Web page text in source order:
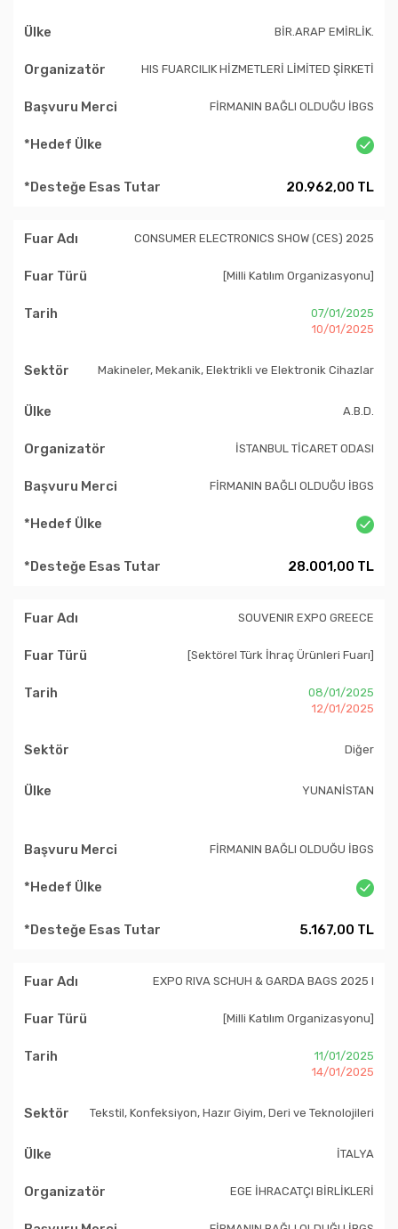
BİR.ARAP EMİRLİK.
HIS FUARCILIK HİZMETLERİ LİMİTED ŞİRKETİ
FİRMANIN BAĞLI OLDUĞU İBGS
20.962,00 TL
CONSUMER ELECTRONICS SHOW (CES) 2025
[Milli Katılım Organizasyonu]
07/01/2025
10/01/2025
Makineler, Mekanik, Elektrikli ve Elektronik Cihazlar
A.B.D.
İSTANBUL TİCARET ODASI
FİRMANIN BAĞLI OLDUĞU İBGS
28.001,00 TL
SOUVENIR EXPO GREECE
[Sektörel Türk İhraç Ürünleri Fuarı]
08/01/2025
12/01/2025
Diğer
YUNANİSTAN
FİRMANIN BAĞLI OLDUĞU İBGS
5.167,00 TL
EXPO RIVA SCHUH & GARDA BAGS 2025 I
[Milli Katılım Organizasyonu]
11/01/2025
14/01/2025
Tekstil, Konfeksiyon, Hazır Giyim, Deri ve Teknolojileri
İTALYA
EGE İHRACATÇI BİRLİKLERİ